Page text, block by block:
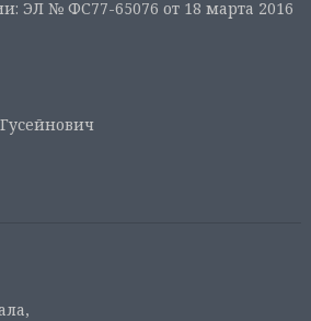
ЭЛ № ФС77-65076 от 18 марта 2016